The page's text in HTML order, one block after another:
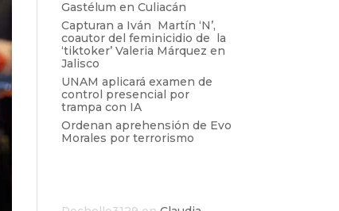
Gastélum en Culiacán
Capturan a Iván Martín ‘N’,
coautor del feminicidio de la
‘tiktoker’ Valeria Márquez en
Jalisco
UNAM aplicará examen de
control presencial por
trampa con IA
Ordenan aprehensión de Evo
Morales por terrorismo